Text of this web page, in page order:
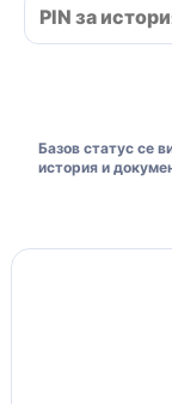
Базов статус се
история и